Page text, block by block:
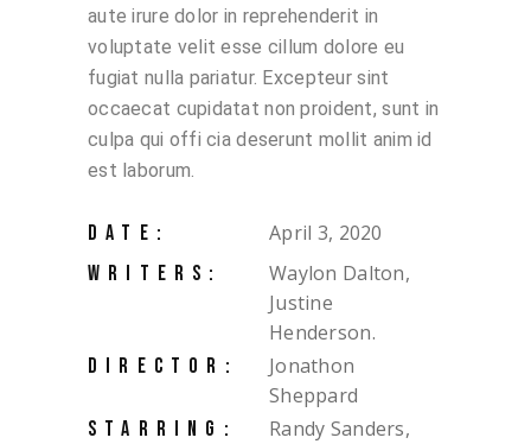
aute irure dolor in reprehenderit in
voluptate velit esse cillum dolore eu
fugiat nulla pariatur. Excepteur sint
occaecat cupidatat non proident, sunt in
culpa qui offi cia deserunt mollit anim id
est laborum.
DATE: April 3, 2020
WRITERS:
Waylon Dalton,
Justine
Henderson.
DIRECTOR:
Jonathon
Sheppard
STARRING:
Randy Sanders,